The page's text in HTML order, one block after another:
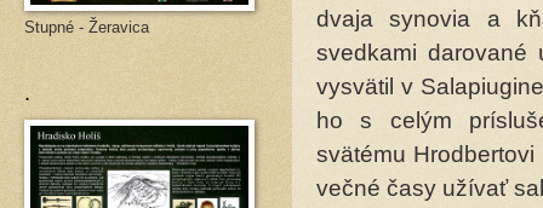
dvaja synovia a
svedkami darované
vysvätil v
ho s celým
svätému
večné časy užívať
Stupné - Žeravica
.